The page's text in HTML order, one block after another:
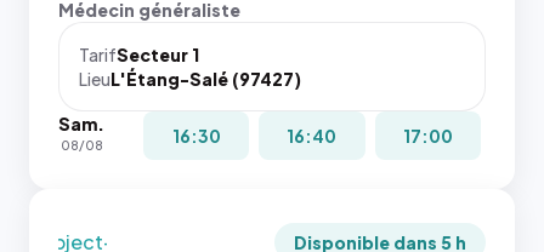
dans ce
cas. #}
Médecin généraliste
TarifSecteur 1
LieuL'Étang-Salé (97427)
Sam.
08/08 16:30 16:40 17:00
juste à
toutes les
puisque la
`object-
Disponible dans 5 h